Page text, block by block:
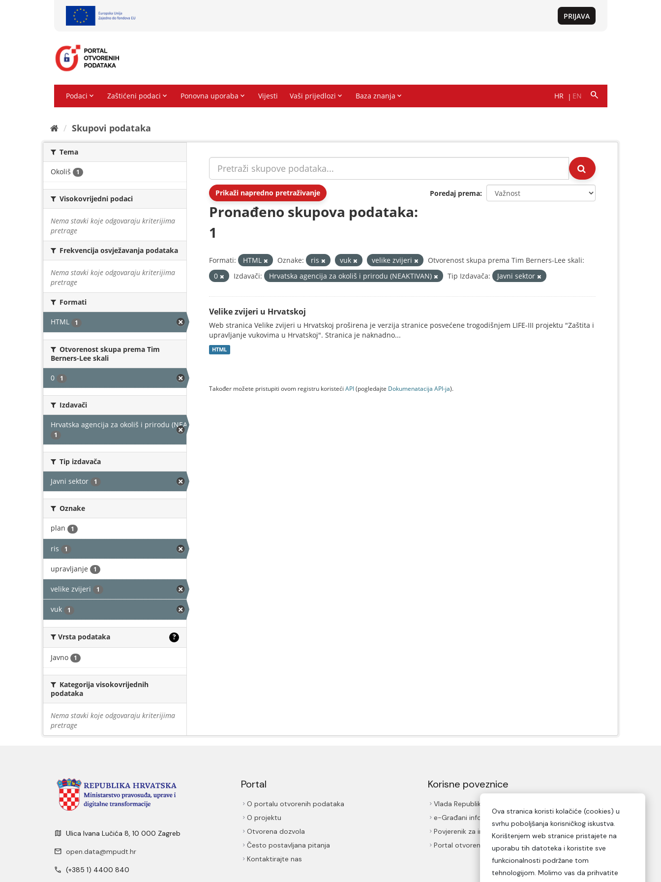
Skupovi podаtаkа
Tema
Okoliš 1
Visokovrijedni podaci
Nema stavki koje odgovaraju kriterijima
pretrage
Frekvencija osvježavanja podataka
Nema stavki koje odgovaraju kriterijima
pretrage
Formati
HTML 1
Otvorenost skupa prema Tim
Berners-Lee skali
0 1
Izdavači
Hrvatska agencija za okoliš i prirodu (NEAKTIVAN)
1
Tip izdavača
Javni sektor 1
Oznake
plan 1
ris 1
upravljanje 1
velike zvijeri 1
vuk 1
Vrsta podataka ?
Javno 1
Kategorija visokovrijednih
podataka
Nema stavki koje odgovaraju kriterijima
pretrage
Prikaži napredno pretraživanje Poredaj prema
Pronađeno skupova podataka:
1
Formati: HTML Oznake: ris vuk velike zvijeri
Otvorenost skupa prema Tim Berners-Lee skali:
0
Izdavači: Hrvatska agencija za okoliš i prirodu (NEAKTIVAN) Tip Izdavača: Javni sektor
Velike zvijeri u Hrvatskoj
Web stranica Velike zvijeri u Hrvatskoj proširena je verzija stranice posvećene trogodišnjem LIFE-III projektu "Zaštita i
upravljanje vukovima u Hrvatskoj". Stranica je naknadno...
HTML
Također možete pristupiti ovom registru koristeći API(pogledajte Dokumenаtаcijа API-jа).